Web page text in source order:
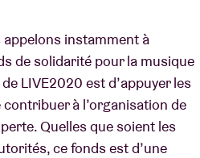
instamment à
de solidarité pour la musique
LIVE2020 est d’appuyer les
à l’organisation de
Quelles que soient les
ce fonds est d’une